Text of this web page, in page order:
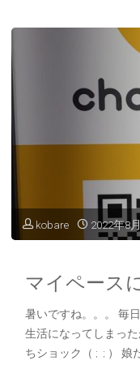
ス
い
舞
メ
ッ
セ
kobare 2022年8
マイペース
暑いですね。。。 毎
生活になってしまっ
ちショック（ ; ; ） 娘